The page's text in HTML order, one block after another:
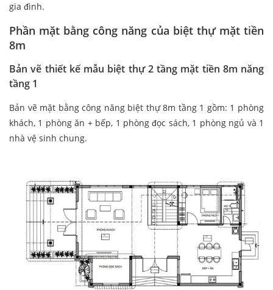
gia đình.
Phần mặt bằng công năng của biệt thựmặt tiền
8m
Bản vẽ thiết kế mẫu biệt thự 2 tầng mặt tiền 8m năng
tầng 1
Bản vẽ mặt bằng công năng biệt thự 8m tầng 1 gồm: 1 phòng
khách, 1 phòng ăn + bếp, 1 phòng đọc sách, 1 phòng ngủ và 1
nhà vệ sinh chung.